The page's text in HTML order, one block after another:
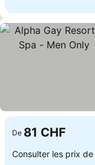
De 81 CHF
Consulter les prix de